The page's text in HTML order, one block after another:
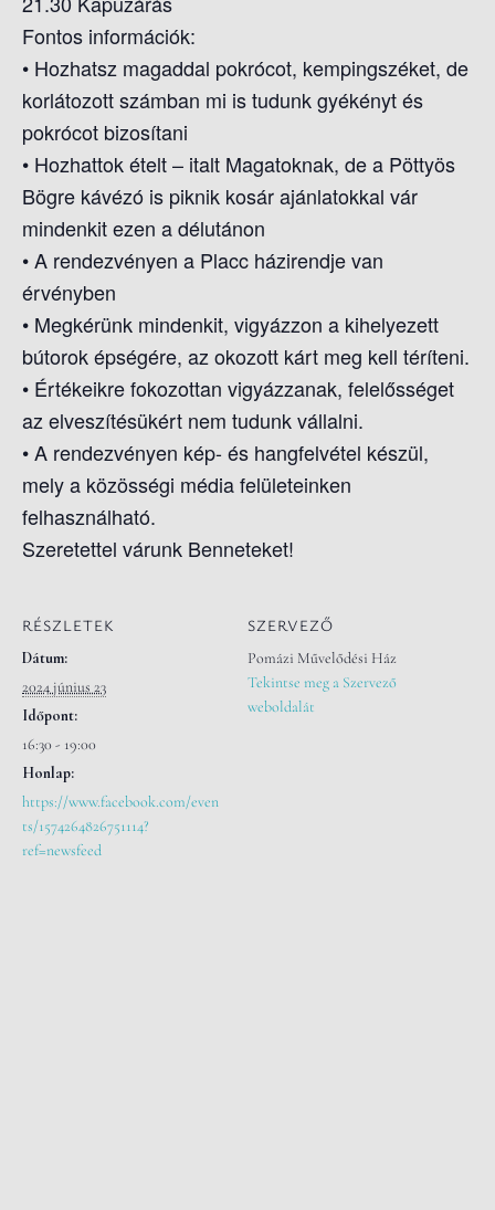
Fontos információk:
• Hozhatsz magaddal pokrócot, kempingszéket, de
korlátozott számban mi is tudunk gyékényt és
pokrócot bizosítani
• Hozhattok ételt – italt Magatoknak, de a Pöttyös
Bögre kávézó is piknik kosár ajánlatokkal vár
mindenkit ezen a délutánon
• A rendezvényen a Placc házirendje van
érvényben
• Megkérünk mindenkit, vigyázzon a kihelyezett
bútorok épségére, az okozott kárt meg kell téríteni.
• Értékeikre fokozottan vigyázzanak, felelősséget
az elveszítésükért nem tudunk vállalni.
• A rendezvényen kép- és hangfelvétel készül,
mely a közösségi média felületeinken
felhasználható.
Szeretettel várunk Benneteket!
RÉSZLETEK
Dátum:
2024 június 23
Időpont:
16:30 - 19:00
Honlap:
https://www.facebook.com/even
ts/1574264826751114?
ref=newsfeed
SZERVEZŐ
Pomázi Művelődési Ház
Tekintse meg a Szervező
weboldalát